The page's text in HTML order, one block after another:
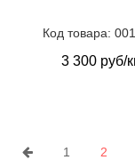
Код товара:
3 300 руб/
1 2